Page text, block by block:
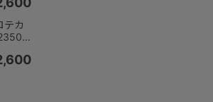
機内持
テカ
機内持